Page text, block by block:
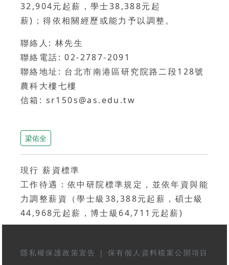
32,904元起薪，學士38,388元起
薪)；得依相關經歷或能力予以調整。
聯絡人: 林先生
聯絡電話: 02-2787-2091
聯絡地址: 台北市南港區研究院路二段128號
農科大樓七樓
信箱: sr150s@as.edu.tw
梁佑全
現行 薪資標準
工作待遇：依中研院標準規定，並依年資與能
力調整薪資（學士級38,388元起薪，碩士級
44,968元起薪，博士級64,711元起薪)
隱私權保護政策宣告 | 保有個人資料檔案公開項目